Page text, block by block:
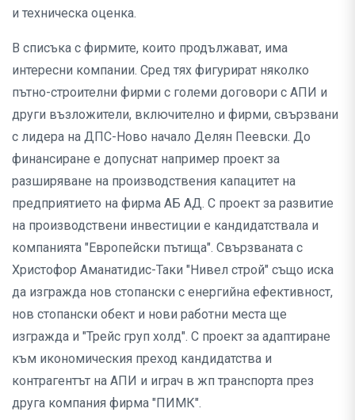
и техническа оценка.
В списъка с фирмите, които продължават, има
интересни компании. Сред тях фигурират няколко
пътно-строителни фирми с големи договори с АПИ и
други възложители, включително и фирми, свързвани
с лидера на ДПС-Ново начало Делян Пеевски. До
финансиране е допуснат например проект за
разширяване на производствения капацитет на
предприятието на фирма АБ АД. С проект за развитие
на производствени инвестиции е кандидатствала и
компанията "Европейски пътища". Свързваната с
Христофор Аманатидис-Таки "Нивел строй" също иска
да изгражда нов стопански с енергийна ефективност,
нов стопански обект и нови работни места ще
изгражда и "Трейс груп холд". С проект за адаптиране
към икономическия преход кандидатства и
контрагентът на АПИ и играч в жп транспорта през
друга компания фирма "ПИМК".